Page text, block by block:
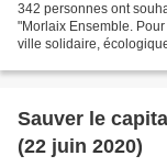
342 personnes ont
"Morlaix Ensemble.
ville solidaire,
Sauver le
(22 juin 2020)